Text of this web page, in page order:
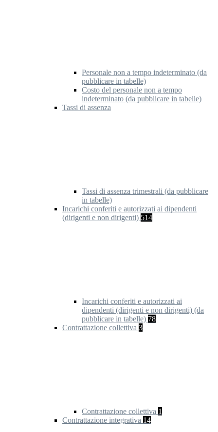
Personale non a tempo indeterminato (da
pubblicare in tabelle)
Costo del personale non a tempo
indeterminato (da pubblicare in tabelle)
Tassi di assenza
Tassi di assenza trimestrali (da pubblicare
in tabelle)
Incarichi conferiti e autorizzati ai dipendenti
(dirigenti e non dirigenti) 514
Incarichi conferiti e autorizzati ai
dipendenti (dirigenti e non dirigenti) (da
pubblicare in tabelle) 78
Contrattazione collettiva 3
Contrattazione collettiva 1
Contrattazione integrativa 14